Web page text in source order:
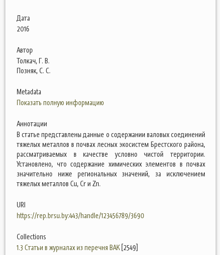
Дата
2016
Автор
Толкач, Г. В.
Позняк, С. С.
Metadata
Показать полную информацию
Аннотации
В статье представлены данные о содержании валовых соединений
тяжелых металлов в почвах лесных экосистем Брестского района,
рассматриваемых в качестве условно чистой территории.
Установлено, что содержание химических элементов в почвах
значительно ниже региональных значений, за исключением
тяжелых металлов Cu, Cr и Zn.
URI
https://rep.brsu.by:443/handle/123456789/3690
Collections
1.3 Статьи в журналах из перечня ВАК [2549]